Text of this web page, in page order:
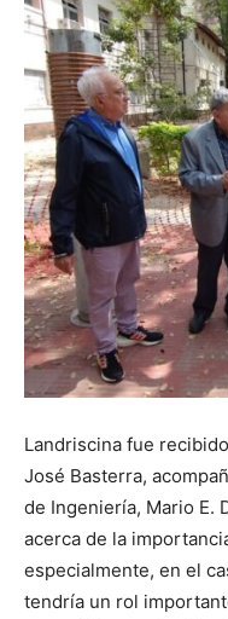
Landriscina fue
José Basterra,
de Ingeniería, Mario E.
acerca de la
especialmente, en el
tendría un rol